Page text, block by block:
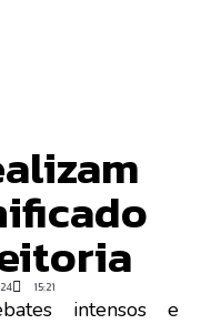
15:21
intensos e